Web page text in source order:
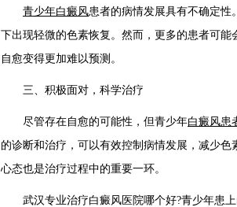
青少年白癜风患者的病情发展具有不确定性
下出现轻微的色素恢复。然而，更多的患者可
自愈变得更加难以预测。
三、积极面对，科学治疗
尽管存在自愈的可能性，但青少年白癜风患
的诊断和治疗，可以有效控制病情发展，减少
心态也是治疗过程中的重要一环。
武汉专业治疗白癜风医院哪个好?青少年患上